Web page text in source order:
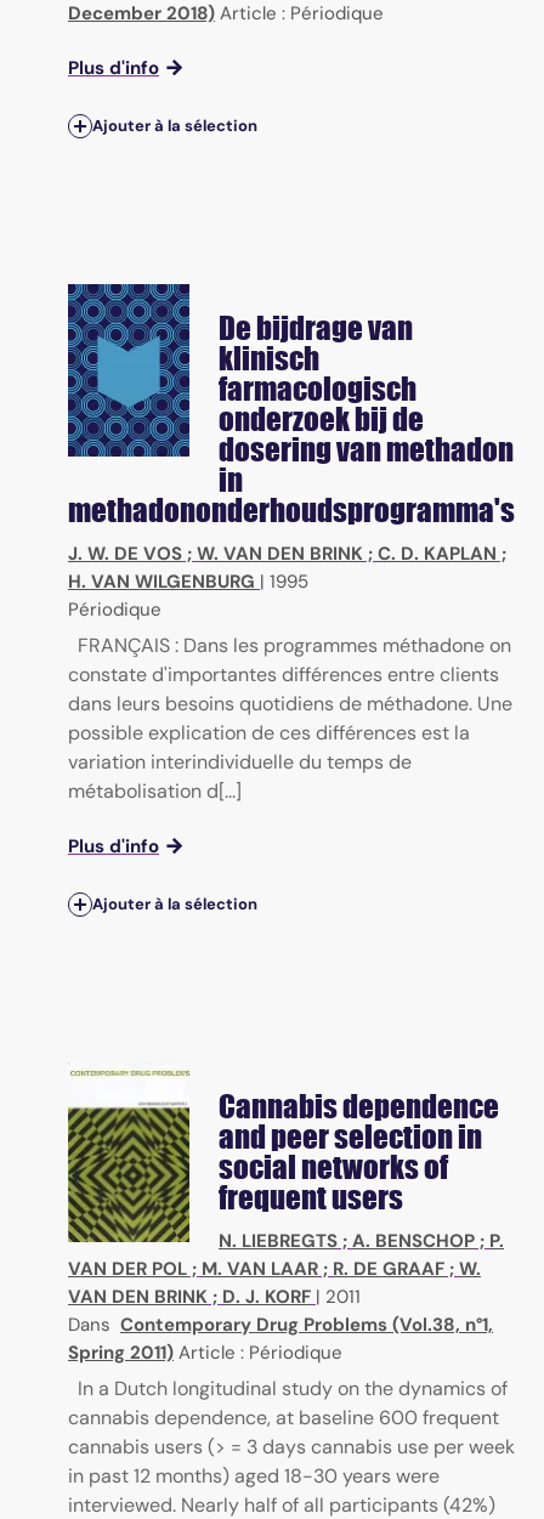
December 2018) Article : Périodique
Plus d'info
Ajouter à la sélection
De bijdrage van
klinisch
farmacologisch
onderzoek bij de
dosering van methadon
in
methadononderhoudsprogramma's
J. W. DE VOS ; W. VAN DEN BRINK ; C. D. KAPLAN ;
H. VAN WILGENBURG | 1995
Périodique
FRANÇAIS : Dans les programmes méthadone on
constate d'importantes différences entre clients
dans leurs besoins quotidiens de méthadone. Une
possible explication de ces différences est la
variation interindividuelle du temps de
métabolisation d[...]
Plus d'info
Ajouter à la sélection
Cannabis dependence
and peer selection in
social networks of
frequent users
N. LIEBREGTS ; A. BENSCHOP ; P.
VAN DER POL ; M. VAN LAAR ; R. DE GRAAF ; W.
VAN DEN BRINK ; D. J. KORF | 2011
Dans Contemporary Drug Problems (Vol.38, n°1,
Spring 2011) Article : Périodique
In a Dutch longitudinal study on the dynamics of
cannabis dependence, at baseline 600 frequent
cannabis users (> = 3 days cannabis use per week
in past 12 months) aged 18-30 years were
interviewed. Nearly half of all participants (42%)